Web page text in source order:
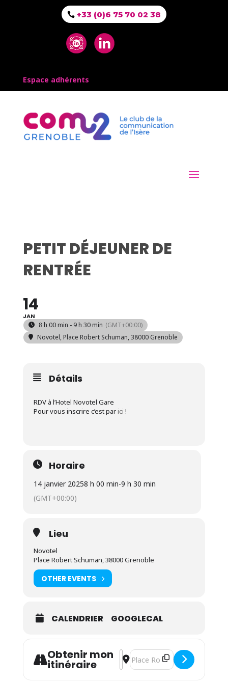
+33 (0)6 75 70 02 38
Espace adhérents
PETIT DÉJEUNER DE
RENTRÉE
14
JAN
8 h 00 min - 9 h 30 min (GMT+00:00)
Novotel, Place Robert Schuman, 38000 Grenoble
Détails
RDV à l’Hotel Novotel Gare
Pour vous inscrire c’est parici !
Horaire
14 janvier 20258 h 00 min-9 h 30 min
(GMT+00:00)
Lieu
Novotel
Place Robert Schuman, 38000 Grenoble
OTHER EVENTS
CALENDRIER GOOGLECAL
Obtenir mon
itinéraire
Address - Petit déjeuner de
Destination Address - Petit